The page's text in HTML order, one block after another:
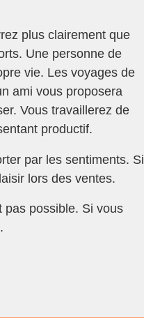
plus clairement que
Une personne de
vie. Les voyages de
ami vous proposera
Vous travaillerez de
productif.
par les sentiments. Si
lors des ventes.
pas possible. Si vous